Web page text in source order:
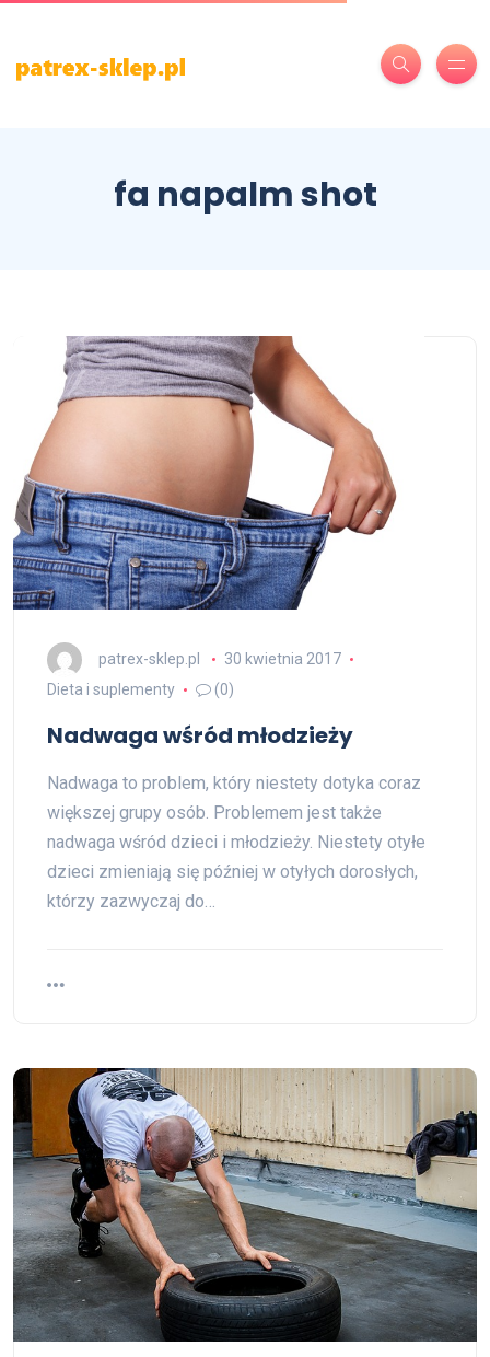
fa napalm shot
patrex-sklep.pl
30 kwietnia 2017
Dieta i suplementy
(0)
Nadwaga wśród młodzieży
Nadwaga to problem, który niestety dotyka coraz
większej grupy osób. Problemem jest także
nadwaga wśród dzieci i młodzieży. Niestety otyłe
dzieci zmieniają się później w otyłych dorosłych,
którzy zazwyczaj do…